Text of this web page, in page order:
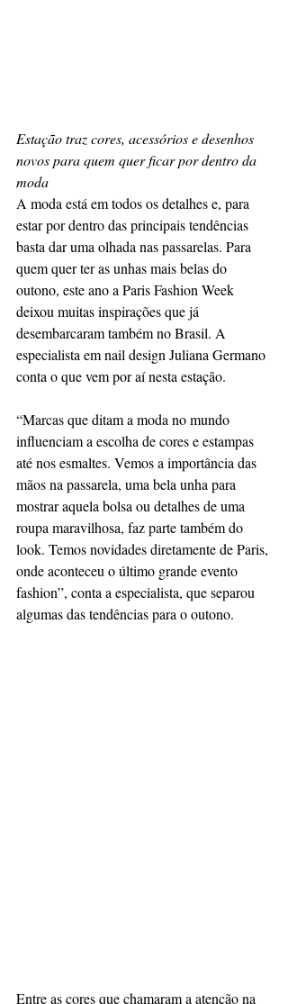
Estação traz cores, acessórios e desenhos
novos para quem quer ficar por dentro da
moda
A moda está em todos os detalhes e, para
estar por dentro das principais tendências
basta dar uma olhada nas passarelas. Para
quem quer ter as unhas mais belas do
outono, este ano a Paris Fashion Week
deixou muitas inspirações que já
desembarcaram também no Brasil. A
especialista em nail design Juliana Germano
conta o que vem por aí nesta estação.
“Marcas que ditam a moda no mundo
influenciam a escolha de cores e estampas
até nos esmaltes. Vemos a importância das
mãos na passarela, uma bela unha para
mostrar aquela bolsa ou detalhes de uma
roupa maravilhosa, faz parte também do
look. Temos novidades diretamente de Paris,
onde aconteceu o último grande evento
fashion”, conta a especialista, que separou
algumas das tendências para o outono.
Entre as cores que chamaram a atenção na